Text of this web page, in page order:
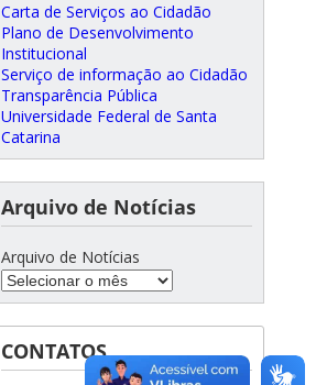
Carta de Serviços ao Cidadão
Plano de Desenvolvimento
Institucional
Serviço de informação ao Cidadão
Transparência Pública
Universidade Federal de Santa
Catarina
Arquivo de Notícias
Arquivo de Notícias
CONTATOS